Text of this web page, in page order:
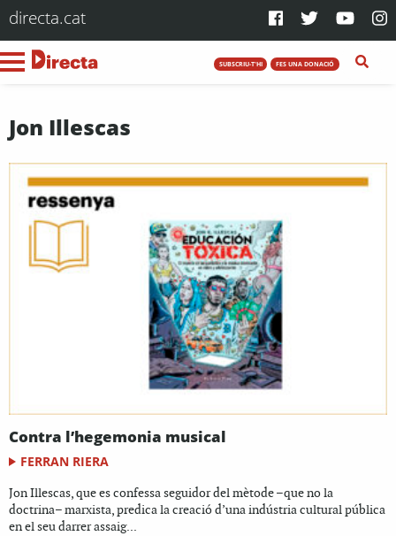
directa.cat
SUBSCRIU-T'HI FES UNA DONACIÓ
Jon Illescas
Contra l’hegemonia musical
FERRAN RIERA
Jon Illescas, que es confessa seguidor del mètode –que no la
doctrina– marxista, predica la creació d’una indústria cultural pública
en el seu darrer assaig...